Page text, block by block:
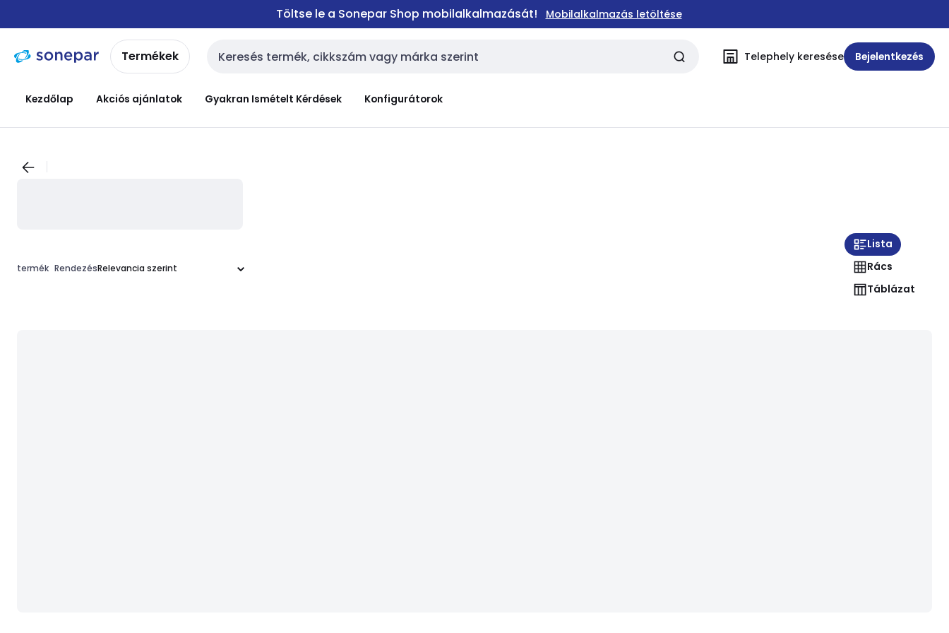
navigációhoztartalomra
Töltse le a Sonepar Shop mobilalkalmazását! Mobilalkalmazás letöltése
Termékek Keresési bemenet Telephely keresése Bejelentkezés
Kezdőlap Akciós ajánlatok Gyakran Ismételt Kérdések Konfigurátorok
termék Rendezés
Lista
Rács
Táblázat